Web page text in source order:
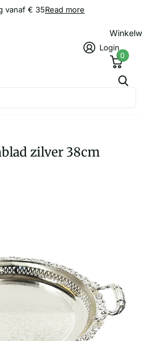
vanaf € 35Read more
Login
0
zilver 38cm